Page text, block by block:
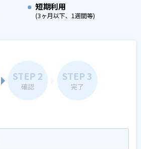
短期利用
(3ヶ月以下、1週間等)
STEP 2
確認
STEP 3
完了